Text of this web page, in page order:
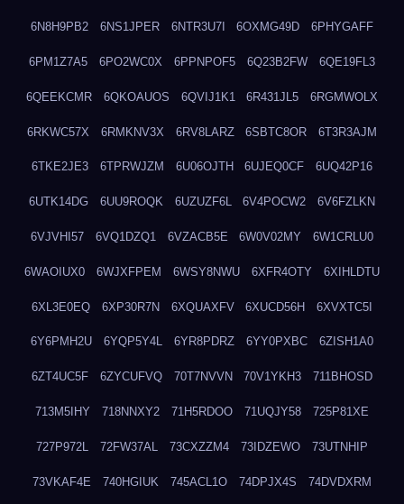
6N8H9PB2 6NS1JPER 6NTR3U7I 6OXMG49D 6PHYGAFF
6PM1Z7A5 6PO2WC0X 6PPNPOF5 6Q23B2FW 6QE19FL3
6QEEKCMR 6QKOAUOS 6QVIJ1K1 6R431JL5 6RGMWOLX
6RKWC57X 6RMKNV3X 6RV8LARZ 6SBTC8OR 6T3R3AJM
6TKE2JE3 6TPRWJZM 6U06OJTH 6UJEQ0CF 6UQ42P16
6UTK14DG 6UU9ROQK 6UZUZF6L 6V4POCW2 6V6FZLKN
6VJVHI57 6VQ1DZQ1 6VZACB5E 6W0V02MY 6W1CRLU0
6WAOIUX0 6WJXFPEM 6WSY8NWU 6XFR4OTY 6XIHLDTU
6XL3E0EQ 6XP30R7N 6XQUAXFV 6XUCD56H 6XVXTC5I
6Y6PMH2U 6YQP5Y4L 6YR8PDRZ 6YY0PXBC 6ZISH1A0
6ZT4UC5F 6ZYCUFVQ 70T7NVVN 70V1YKH3 711BHOSD
713M5IHY 718NNXY2 71H5RDOO 71UQJY58 725P81XE
727P972L 72FW37AL 73CXZZM4 73IDZEWO 73UTNHIP
73VKAF4E 740HGIUK 745ACL1O 74DPJX4S 74DVDXRM